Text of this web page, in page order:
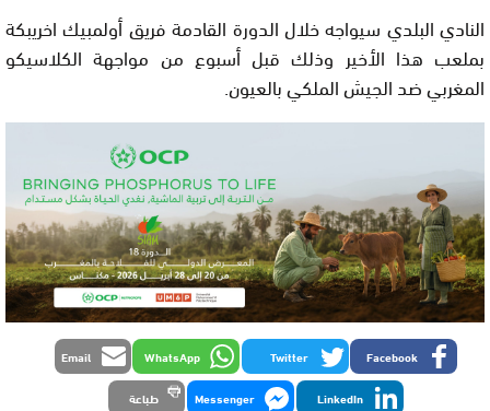
النادي البلدي سيواجه خلال الدورة القادمة فريق أولمبيك اخريبكة
بملعب هذا الأخير وذلك قبل أسبوع من مواجهة الكلاسيكو
المغربي ضد الجيش الملكي بالعيون.
Facebook
Twitter
WhatsApp
Email
LinkedIn
Messenger طباعة